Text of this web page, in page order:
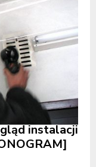
instalacji